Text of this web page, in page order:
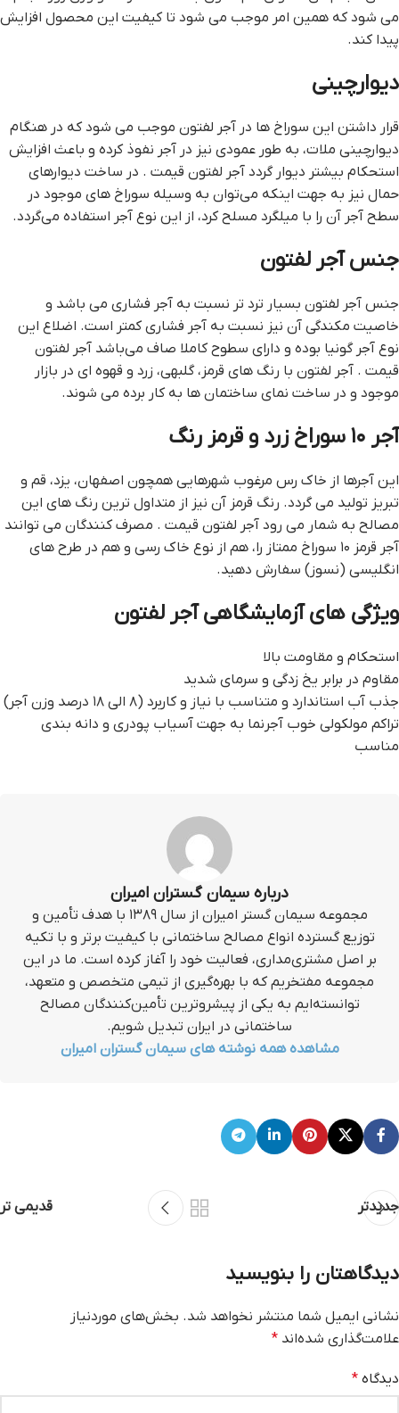
می شود که همین امر موجب می شود تا کیفیت این محصول افزایش
پیدا کند.
دیوارچینی
قرار داشتن این سوراخ‌ ها در آجر لفتون موجب می شود که در هنگام
دیوارچینی ملات، به طور عمودی نیز در آجر نفوذ کرده و باعث افزایش
استحکام بیشتر دیوار گردد آجر لفتون قيمت . در ساخت دیوارهای
حمال نیز به جهت اینکه می‌توان به وسیله سوراخ‌ های موجود در
سطح آجر آن را با میلگرد مسلح کرد، از این نوع آجر استفاده می‌گردد.
جنس آجر لفتون
جنس آجر لفتون بسیار ترد تر نسبت به آجر فشاری می باشد و
خاصیت مکندگی آن نیز نسبت به آجر فشاری کمتر است. اضلاع این
نوع آجر گونیا بوده و دارای سطوح کاملا صاف می‌باشد آجر لفتون
قيمت . آجر لفتون با رنگ های قرمز، گلبهی، زرد و قهوه ای در بازار
موجود و در ساخت نمای ساختمان ها به کار برده می شوند.
آجر ۱۰ سوراخ زرد و قرمز رنگ
این آجرها از خاک رس مرغوب شهرهایی همچون اصفهان، یزد، قم و
تبریز تولید می گردد. رنگ قرمز آن نیز از متداول ترین رنگ های این
مصالح به شمار می رود آجر لفتون قيمت . مصرف کنندگان می توانند
آجر قرمز ۱۰ سوراخ ممتاز را، هم از نوع خاک رسی و هم در طرح های
انگلیسی (نسوز) سفارش دهید.
ویژگی های آزمایشگاهی آجر لفتون
استحکام و مقاومت بالا
مقاوم در برابر یخ زدگی و سرمای شدید
جذب آب استاندارد و متناسب با نیاز و کاربرد (۸ الی ۱۸ درصد وزن آجر)
تراکم مولکولی خوب آجرنما به جهت آسیاب پودری و دانه بندی
مناسب
درباره سیمان گستران امیران
مجموعه سیمان گستر امیران از سال ۱۳۸۹ با هدف تأمین و
توزیع گسترده انواع مصالح ساختمانی با کیفیت برتر و با تکیه
بر اصل مشتری‌مداری، فعالیت خود را آغاز کرده است. ما در این
مجموعه مفتخریم که با بهره‌گیری از تیمی متخصص و متعهد،
توانسته‌ایم به یکی از پیشروترین تأمین‌کنندگان مصالح
ساختمانی در ایران تبدیل شویم.
مشاهده همه نوشته های سیمان گستران امیران
جدیدتر قدیمی تر
دیدگاهتان را بنویسید
نشانی ایمیل شما منتشر نخواهد شد. بخش‌های موردنیاز
علامت‌گذاری شده‌اند *
دیدگاه *